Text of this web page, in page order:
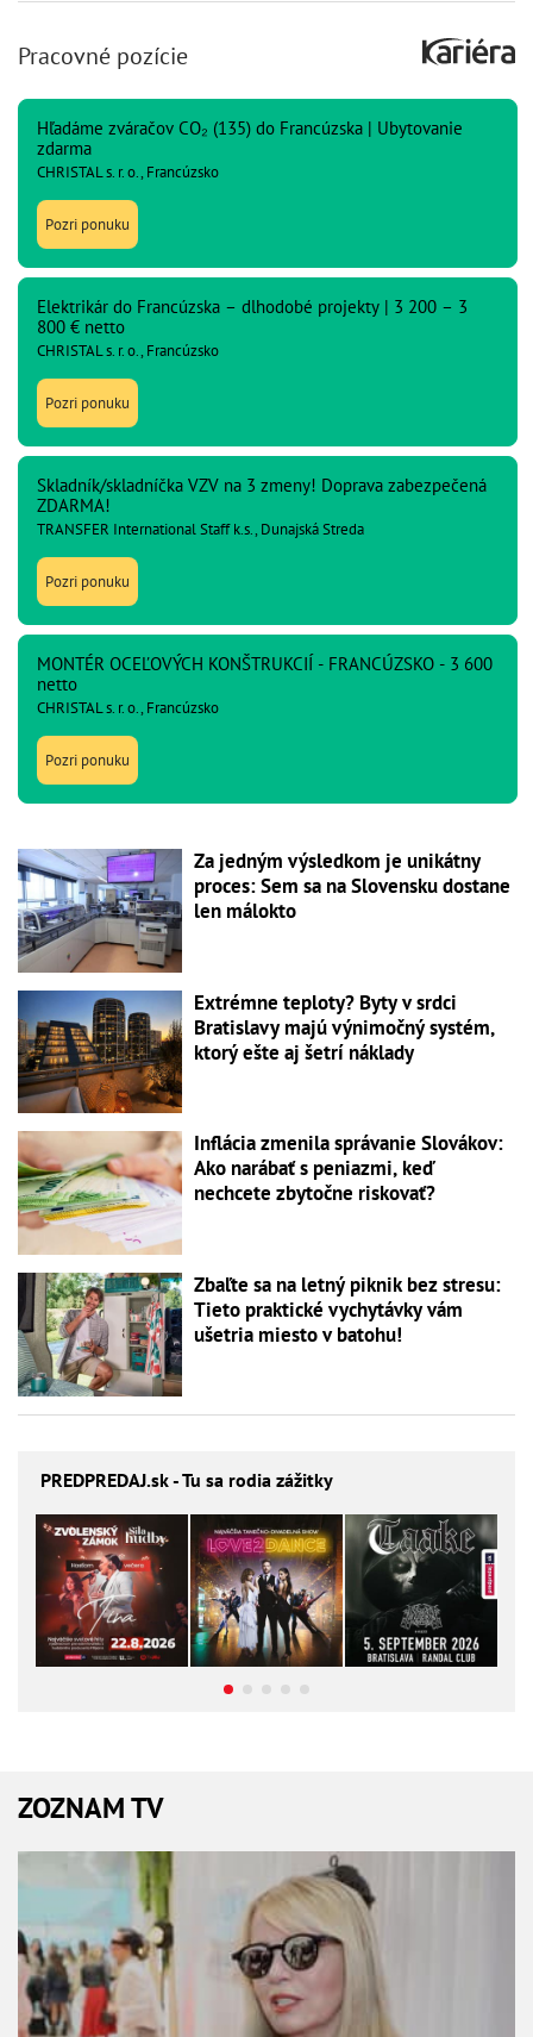
Pracovné pozície
Hľadáme zváračov CO₂ (135) do Francúzska | Ubytovanie
zdarma
CHRISTAL s. r. o., Francúzsko
Pozri ponuku
Elektrikár do Francúzska – dlhodobé projekty | 3 200 – 3
800 € netto
CHRISTAL s. r. o., Francúzsko
Pozri ponuku
Skladník/skladníčka VZV na 3 zmeny! Doprava zabezpečená
ZDARMA!
TRANSFER International Staff k.s., Dunajská Streda
Pozri ponuku
MONTÉR OCEĽOVÝCH KONŠTRUKCIÍ - FRANCÚZSKO - 3 600
netto
CHRISTAL s. r. o., Francúzsko
Pozri ponuku
Za jedným výsledkom je unikátny
proces: Sem sa na Slovensku dostane
len málokto
Extrémne teploty? Byty v srdci
Bratislavy majú výnimočný systém,
ktorý ešte aj šetrí náklady
Inflácia zmenila správanie Slovákov:
Ako narábať s peniazmi, keď
nechcete zbytočne riskovať?
Zbaľte sa na letný piknik bez stresu:
Tieto praktické vychytávky vám
ušetria miesto v batohu!
PREDPREDAJ.sk - Tu sa rodia zážitky
ZOZNAM TV